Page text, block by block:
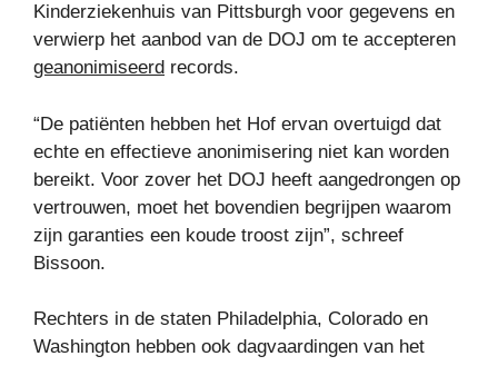
Kinderziekenhuis van Pittsburgh voor gegevens en
verwierp het aanbod van de DOJ om te accepteren
geanonimiseerd records.
“De patiënten hebben het Hof ervan overtuigd dat
echte en effectieve anonimisering niet kan worden
bereikt. Voor zover het DOJ heeft aangedrongen op
vertrouwen, moet het bovendien begrijpen waarom
zijn garanties een koude troost zijn”, schreef
Bissoon.
Rechters in de staten Philadelphia, Colorado en
Washington hebben ook dagvaardingen van het